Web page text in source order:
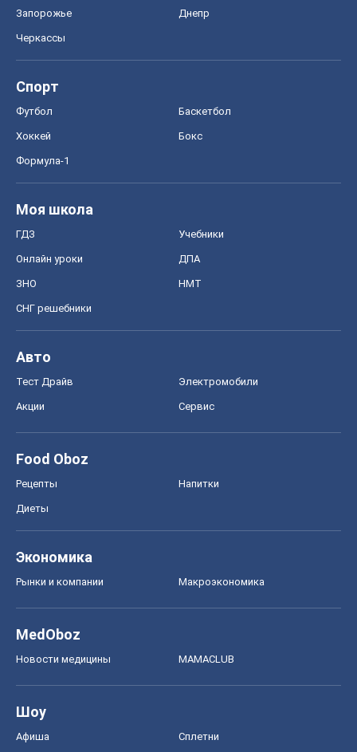
Запорожье Днепр
Черкассы
Спорт
Футбол Баскетбол
Хоккей Бокс
Формула-1
Моя школа
ГДЗ Учебники
Онлайн уроки ДПА
ЗНО НМТ
СНГ решебники
Авто
Тест Драйв Электромобили
Акции Сервис
Food Oboz
Рецепты Напитки
Диеты
Экономика
Рынки и компании Mакроэкономика
MedOboz
Новости медицины MAMACLUB
Шоу
Афиша Сплетни